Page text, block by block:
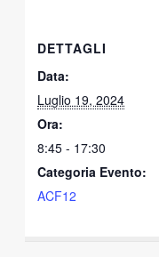
DETTAGLI
Data:
Luglio 19, 2024
Ora:
8:45 - 17:30
Categoria Evento:
ACF12